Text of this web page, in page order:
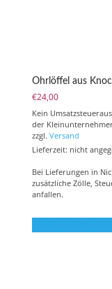
Ohrlöffel aus
€24,00
Kein
der
zzgl.Versand
Lieferzeit: nicht
Bei Lieferungen in
zusätzliche Zölle,
anfallen.